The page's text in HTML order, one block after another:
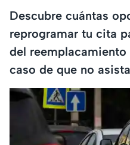
Descubre cuántas
reprogramar tu cita
del
caso de que no